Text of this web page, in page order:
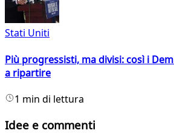
Stati Uniti
Più progressisti, ma divisi: così i
a ripartire
1 min di lettura
Idee e commenti